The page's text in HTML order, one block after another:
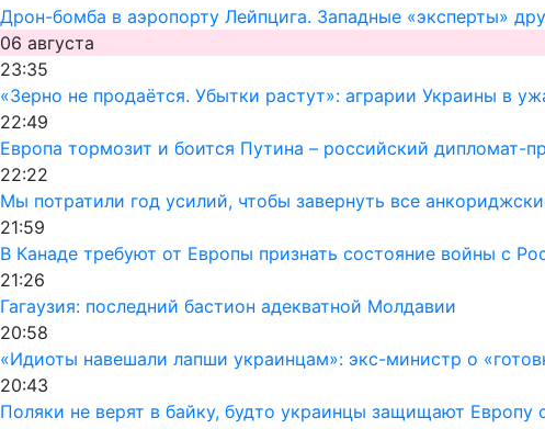
Дрон-бомба в аэропорту Лейпцига. Западные «эксперты»
06 августа
23:35
«Зерно не продаётся. Убытки растут»: аграрии Украины в
22:49
Европа тормозит и боится Путина – российский дипломат-
22:22
Мы потратили год усилий, чтобы завернуть все
21:59
В Канаде требуют от Европы признать состояние войны с
21:26
Гагаузия: последний бастион адекватной Молдавии
20:58
«Идиоты навешали лапши украинцам»: экс-министр о
20:43
Поляки не верят в байку, будто украинцы защищают Европу